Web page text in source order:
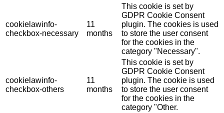
cookielawinfo-
checkbox-necessary
11
months
This cookie is set by
GDPR Cookie Consent
plugin. The cookies is used
to store the user consent
for the cookies in the
category "Necessary".
cookielawinfo-
checkbox-others
11
months
This cookie is set by
GDPR Cookie Consent
plugin. The cookie is used
to store the user consent
for the cookies in the
category "Other.